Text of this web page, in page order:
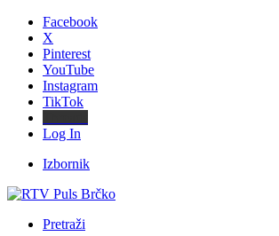
Facebook
X
Pinterest
YouTube
Instagram
TikTok
Log In
Izbornik
Pretraži